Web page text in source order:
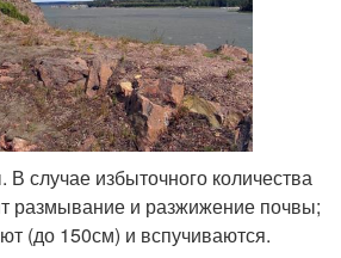
В случае избыточного количества
размывание и разжижение почвы;
(до 150см) и вспучиваются.